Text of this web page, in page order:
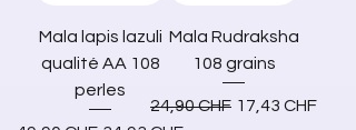
Mala lapis lazuli
qualité AA 108
perles
Mala Rudraksha
108 grains
Prix original
24,90 CHF Prix
17,43 CHF